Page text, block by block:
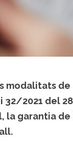
modalitats
2021 del
la garantia